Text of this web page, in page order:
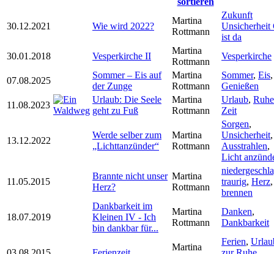
30.12.2021 Wie wird 2022?
Martina
Rottmann
Zukunft
Unsicherheit
ist da
30.01.2018
Vesperkirche II
Martina
Rottmann
Vesperkirche
07.08.2025
Sommer – Eis auf
der Zunge
Martina
Rottmann
Sommer, Eis,
Genießen
11.08.2023
Urlaub: Die Seele
geht zu Fuß
Martina
Rottmann
Urlaub, Ruhe
Zeit
13.12.2022
Werde selber zum
„Lichttanzünder“
Martina
Rottmann
Sorgen,
Unsicherheit,
Ausstrahlen,
Licht
11.05.2015
Brannte nicht unser
Herz?
Martina
Rottmann
traurig, Herz,
brennen
18.07.2019
Dankbarkeit im
Kleinen IV - Ich
bin dankbar für...
Martina
Rottmann
Danken,
Dankbarkeit
Martina
Ferien,